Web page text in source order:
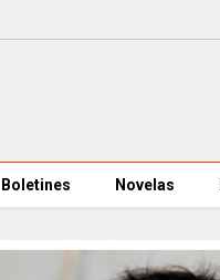
Boletines Novelas